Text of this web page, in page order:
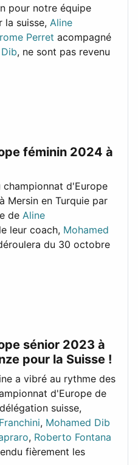
pour notre équipe
la suisse, Aline
Perret acompagné
, ne sont pas revenu
féminin 2024 à
championnat d'Europe
Mersin en Turquie par
de Aline
leur coach, Mohamed
du 30 octobre
sénior 2023 à
pour la Suisse !
a vibré au rythme des
d'Europe de
suisse,
, Mohamed Dib
, Roberto Fontana
fièrement les